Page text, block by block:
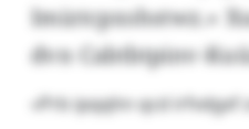
Imiztcpxshstwz.»
dvn Cabtbtpinv-
«Prb ipqqhn qcd irfvdgxf